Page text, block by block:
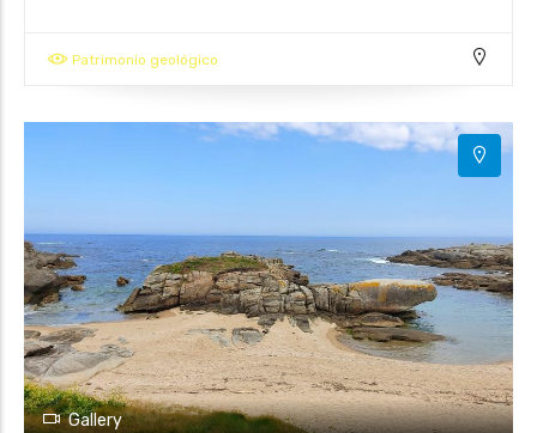
Patrimonio geológico
Gallery